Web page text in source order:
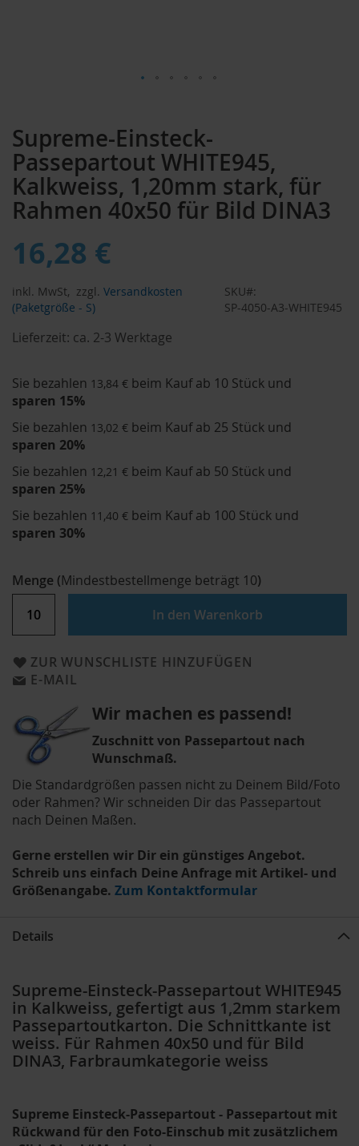
Supreme-Einsteck-
Passepartout WHITE945,
Kalkweiss, 1,20mm stark, für
Rahmen 40x50 für Bild DINA3
16,28 €
inkl. MwSt, zzgl. Versandkosten
(Paketgröße - S)
SKU
SP-4050-A3-WHITE945
Lieferzeit: ca. 2-3 Werktage
Sie bezahlen 13,84 € beim Kauf ab 10 Stück und
sparen 15%
Sie bezahlen 13,02 € beim Kauf ab 25 Stück und
sparen 20%
Sie bezahlen 12,21 € beim Kauf ab 50 Stück und
sparen 25%
Sie bezahlen 11,40 € beim Kauf ab 100 Stück und
sparen 30%
Menge (Mindestbestellmenge beträgt 10)
In den Warenkorb
ZUR WUNSCHLISTE HINZUFÜGEN
E-MAIL
Wir machen es passend!
Zuschnitt von Passepartout nach
Wunschmaß.
Die Standardgrößen passen nicht zu Deinem Bild/Foto
oder Rahmen? Wir schneiden Dir das Passepartout
nach Deinen Maßen.
Gerne erstellen wir Dir ein günstiges Angebot.
Schreib uns einfach Deine Anfrage mit Artikel- und
Größenangabe. Zum Kontaktformular
der
Bildergalerie
springen
Details
Supreme-Einsteck-Passepartout WHITE945
in Kalkweiss, gefertigt aus 1,2mm starkem
Passepartoutkarton. Die Schnittkante ist
weiss. Für Rahmen 40x50 und für Bild
DINA3, Farbraumkategorie weiss
Supreme Einsteck-Passepartout - Passepartout mit
Rückwand für den Foto-Einschub mit zusätzlichem